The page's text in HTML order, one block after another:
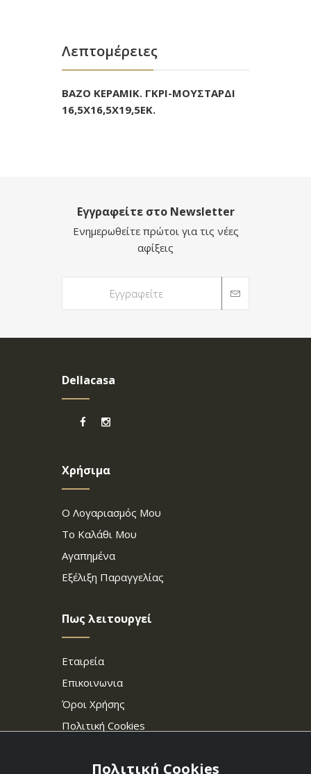
Λεπτομέρειες
BAZO ΚΕΡΑΜΙΚ. ΓΚΡΙ-ΜΟΥΣΤΑΡΔΙ
16,5Χ16,5Χ19,5ΕΚ.
Εγγραφείτε στο Newsletter
Ενημερωθείτε πρώτοι για τις νέες
αφίξεις
Dellacasa
Χρήσιμα
Ο Λογαριασμός Μου
Το Καλάθι Μου
Αγαπημένα
Εξέλιξη Παραγγελίας
Πως λειτουργεί
Εταιρεία
Επικοινωνια
Όροι Χρήσης
Πολιτική Cookies
Πολιτική Cookies